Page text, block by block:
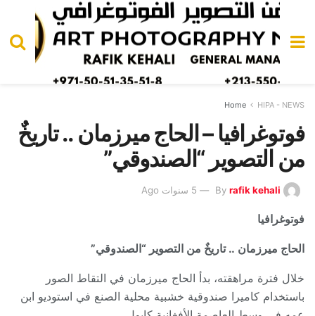
Home HIPA - NEWS
فوتوغرافيا – الحاج ميرزمان .. تاريخٌ
من التصوير “الصندوقي”
By rafik kehali 5 سنوات Ago
فوتوغرافيا
الحاج ميرزمان .. تاريخٌ من التصوير “الصندوقي”
خلال فترة مراهقته، بدأ الحاج ميرزمان في التقاط الصور
باستخدام كاميرا صندوقية خشبية محلية الصنع في استوديو ابن